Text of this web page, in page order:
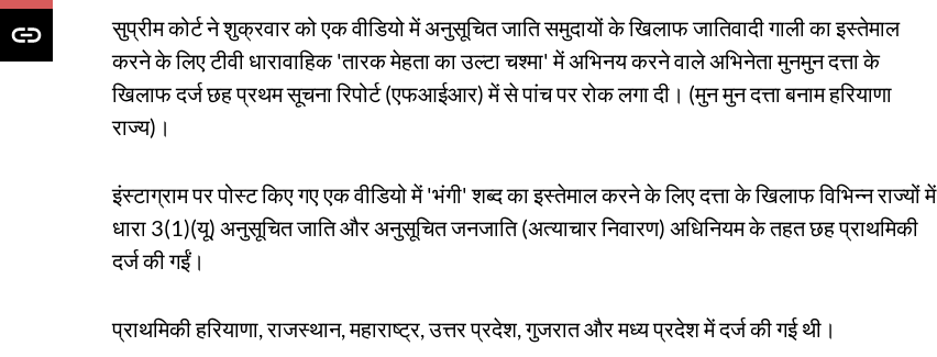
सुप्रीम कोर्ट ने शुक्रवार को एक वीडियो में अनुसूचित जाति समुदायों के खिलाफ जातिवादी गाली का इस्तेमाल
करने के लिए टीवी धारावाहिक 'तारक मेहता का उल्टा चश्मा' में अभिनय करने वाले अभिनेता मुनमुन दत्ता के
खिलाफ दर्ज छह प्रथम सूचना रिपोर्ट (एफआईआर) में से पांच पर रोक लगा दी। (मुन मुन दत्ता बनाम हरियाणा
राज्य)।
इंस्टाग्राम पर पोस्ट किए गए एक वीडियो में 'भंगी' शब्द का इस्तेमाल करने के लिए दत्ता के खिलाफ विभिन्न राज्यों में
धारा 3(1)(यू) अनुसूचित जाति और अनुसूचित जनजाति (अत्याचार निवारण) अधिनियम के तहत छह प्राथमिकी
दर्ज की गईं।
प्राथमिकी हरियाणा, राजस्थान, महाराष्ट्र, उत्तर प्रदेश, गुजरात और मध्य प्रदेश में दर्ज की गई थी।